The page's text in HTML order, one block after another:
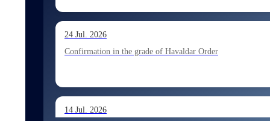
24 Jul. 2026
Confirmation in the grade of Havaldar Order
14 Jul. 2026